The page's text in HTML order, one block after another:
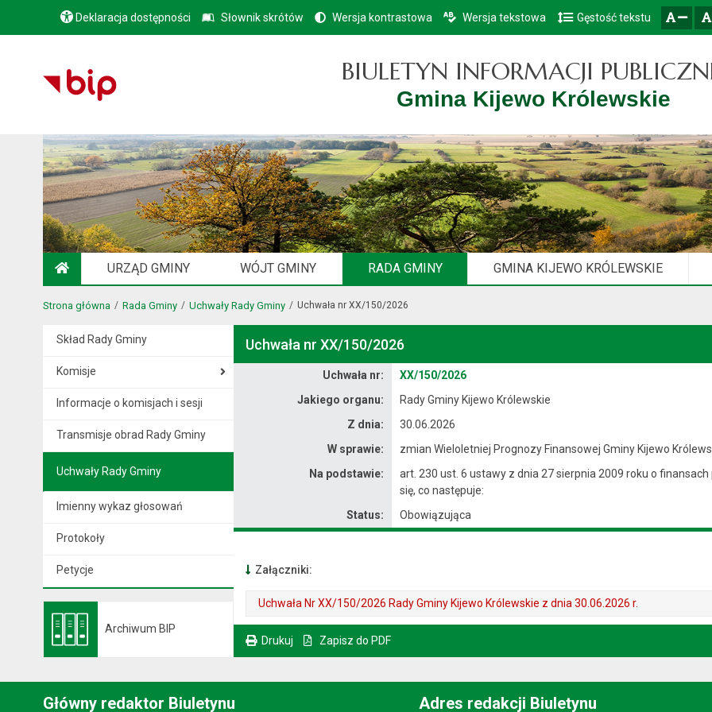
Przejdź do głównego menu
Przejdź do treści
Przejdź do mapy serwisu
Deklaracja dostępności Słownik skrótów Wersja kontrastowa Wersja tekstowa Gęstość tekstu
BIULETYN INFORMACJI
Gmina Kijewo Królewskie
URZĄD GMINY WÓJT GMINY RADA GMINY GMINA KIJEWO KRÓLEWSKIE
Strona główna Rada Gminy Uchwały Rady Gminy Uchwała nr XX/150/2026
Skład Rady Gminy
Komisje
Informacje o komisjach i sesji
Transmisje obrad Rady Gminy
Uchwały Rady Gminy
Imienny wykaz głosowań
Protokoły
Petycje
Archiwum BIP
Uchwała nr XX/150/2026
Uchwała nr:
XX/150/2026
Jakiego organu:
Rady Gminy Kijewo Królewskie
Z dnia:
30.06.2026
W sprawie:
zmian Wieloletniej Prognozy Finansowej Gminy Kijewo
Na podstawie:
art. 230 ust. 6 ustawy z dnia 27 sierpnia 2009 roku o
się, co następuje:
Status:
Obowiązująca
Załączniki:
Uchwała Nr XX/150/2026 Rady Gminy Kijewo Królewskie z dnia 30.06.2026 r.
Drukuj Zapisz do PDF
Główny redaktor Biuletynu Adres redakcji Biuletynu